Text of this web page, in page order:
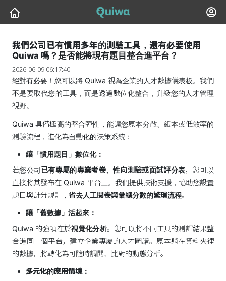
我們公司已有慣用多年的測驗工具，還有必要使用
Quiwa 嗎？是否能將現有題目整合進平台？
2026-06-09 06:17:40
絕對有必要！您可以將 Quiwa 視為企業的人才數據儀表板。我們
不是要取代您的工具，而是透過數位化整合，升級您的人才管理
視野。
Quiwa 具備極高的整合彈性，能讓您原本分散、紙本或低效率的
測驗流程，進化為自動化的決策系統：
讓「慣用題目」數位化：
若您公司已有專屬的專業考卷、性向測驗或面試評分表，您可以
直接將其發布在 Quiwa 平台上。我們提供技術支援，協助您設置
題目與計分規則， 省去人工閱卷與彙總分數的繁瑣流程。
讓「舊數據」活起來：
Quiwa 的強項在於視覺化分析。您可以將不同工具的測評結果整
合進同一個平台，建立企業專屬的人才圖譜。原本躺在資料夾裡
的數據，將轉化為可隨時調閱、比對的動態分析。
多元化的應用情境：